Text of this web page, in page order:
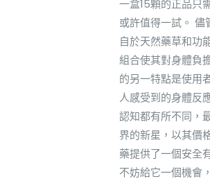
一盒15顆的正品只
或許值得一試。
自於天然藥草和功
組合使其對身體負
的另一特點是使用
人感受到的身體反
認知都有所不同，
界的新星，以其價
藥提供了一個安全
不妨給它一個機會